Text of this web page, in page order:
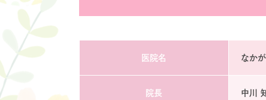
医院名 なか
院長 中川